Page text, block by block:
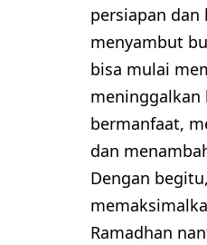
persiapan
menyambut
bisa mulai
meninggalkan
bermanfaat,
dan
Dengan
Ramadhan